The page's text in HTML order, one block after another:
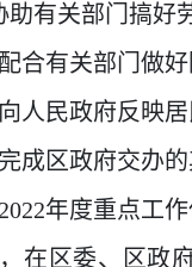
助有关部门搞好
合有关部门做
人民政府反映
成区政府交办的
2022年度重点工
在区委、区政